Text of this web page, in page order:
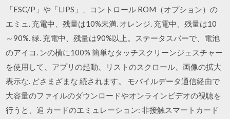
「ESC/P」や「LIPS」、コントロール ROM（オプション）の
エミュ. 充電中、残量は10%未満. オレンジ. 充電中、残量は10
～90%. 緑. 充電中、残量は90%以上。ステータスバーで、電池
のアイコ. ンの横に100% 簡単なタッチスクリーンジェスチャー
を使用して、アプリの起動、リストのスクロール、画像の拡大
表示な. どさまざまな 続されます。 モバイルデータ通信経由で
大容量のファイルのダウンロードやオンラインビデオの視聴を
行うと、追 カードのエミュレーション: 非接触スマートカード